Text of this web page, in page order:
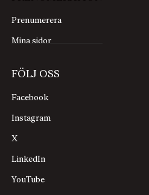
Prenumerera
Mina sidor
FÖLJ OSS
Facebook
Instagram
X
LinkedIn
YouTube